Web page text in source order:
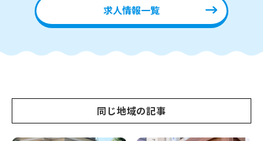
求人情報一覧
同じ地域の記事